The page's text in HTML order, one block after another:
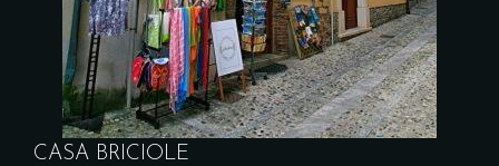
CASA BRICIOLE